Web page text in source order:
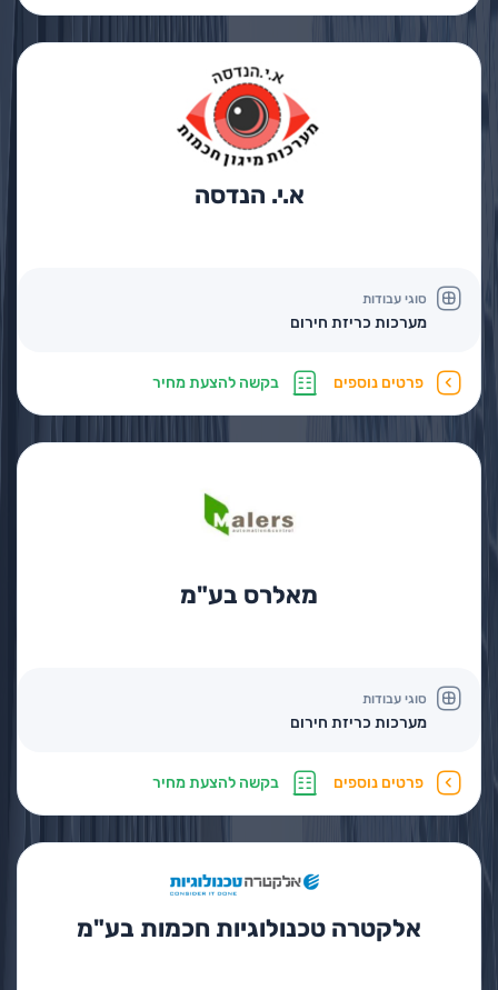
א.י. הנדסה
סוגי עבודות
מערכות כריזת חירום
פרטים נוספים בקשה להצעת מחיר
מאלרס בע"מ
סוגי עבודות
מערכות כריזת חירום
פרטים נוספים בקשה להצעת מחיר
אלקטרה טכנולוגיות חכמות בע"מ